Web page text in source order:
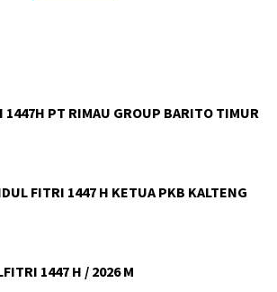
1447H PT RIMAU GROUP BARITO TIMUR
FITRI 1447 H KETUA PKB KALTENG
1447 H / 2026 M